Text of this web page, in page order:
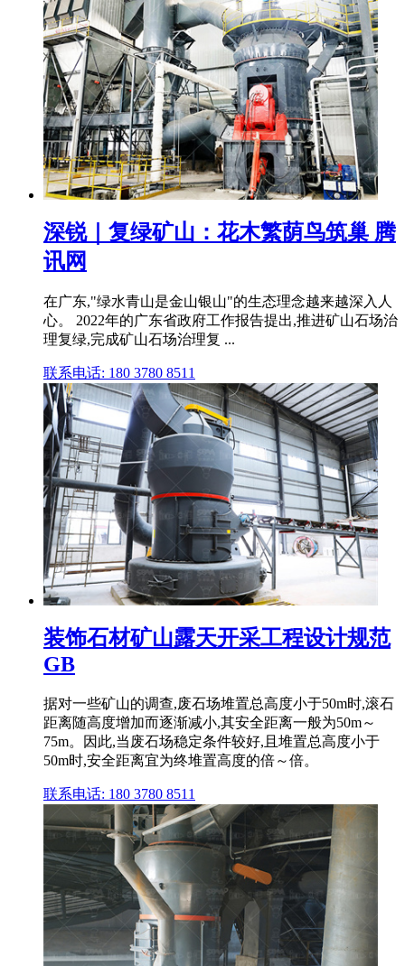
深锐｜复绿矿山：花木繁荫鸟筑巢 腾
讯网
在广东,"绿水青山是金山银山"的生态理念越来越深入人
心。 2022年的广东省政府工作报告提出,推进矿山石场治
理复绿,完成矿山石场治理复 ...
联系电话: 180 3780 8511
装饰石材矿山露天开采工程设计规范
GB
据对一些矿山的调查,废石场堆置总高度小于50m时,滚石
距离随高度增加而逐渐减小,其安全距离一般为50m～
75m。因此,当废石场稳定条件较好,且堆置总高度小于
50m时,安全距离宜为终堆置高度的倍～倍。
联系电话: 180 3780 8511